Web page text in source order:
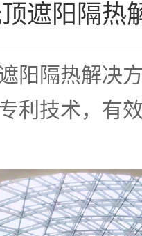
阳隔热解决
利技术，有
光性的同时
购物中心带